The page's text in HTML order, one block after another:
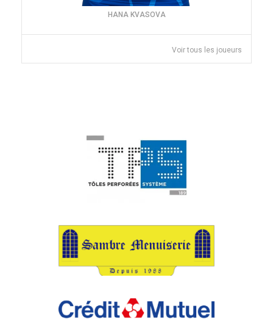
HANA KVASOVA
Voir tous les joueurs